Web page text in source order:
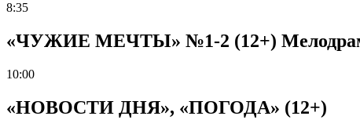
8:35
«ЧУЖИЕ МЕЧТЫ» №1-2 (12+)
10:00
«НОВОСТИ ДНЯ», «ПОГОДА» (12+)